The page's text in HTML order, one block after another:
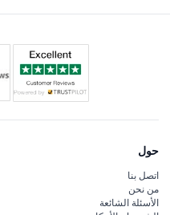
حول
اتصل بنا
من نحن
الأسئلة الشائعة